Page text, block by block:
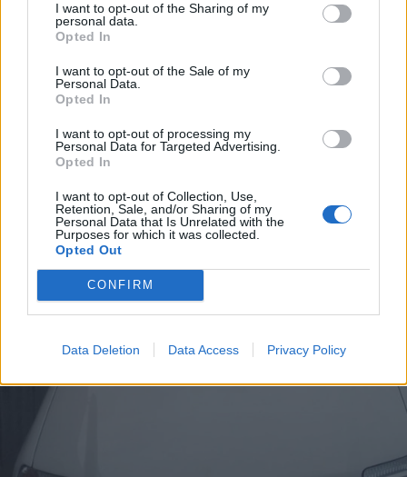
I want to opt-out of the Sharing of my
personal data.
Opted In
I want to opt-out of the Sale of my
Personal Data.
Opted In
I want to opt-out of processing my
Personal Data for Targeted Advertising.
Opted In
I want to opt-out of Collection, Use,
Retention, Sale, and/or Sharing of my
Personal Data that Is Unrelated with the
Purposes for which it was collected.
Opted Out
CONFIRM
Data Deletion Data Access Privacy Policy
25 Aprile 2022 alle ore 10:43
Polymar livello 12
2 Giugno 2019- 6.715 visualizzazioni